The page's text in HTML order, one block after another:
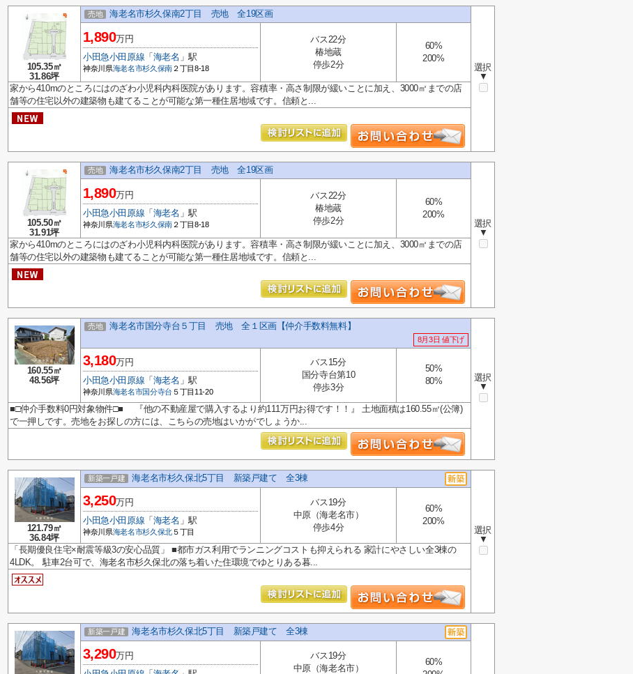
105.35㎡
31.86坪
売地 海老名市杉久保南2丁目 売地 全19区画
選択
▼
1,890万円
小田急小田原線 「 海老名 」駅
神奈川県海老名市杉久保南２丁目8-18
バス22分
椿地蔵
停歩2分
60%
200%
家から410mのところにはのざわ小児科内科医院があります。容積率・高さ制限が緩いことに加え、3000㎡までの店
舗等の住宅以外の建築物も建てることが可能な第一種住居地域です。信頼と...
105.50㎡
31.91坪
売地 海老名市杉久保南2丁目 売地 全19区画
選択
▼
1,890万円
小田急小田原線 「 海老名 」駅
神奈川県海老名市杉久保南２丁目8-18
バス22分
椿地蔵
停歩2分
60%
200%
家から410mのところにはのざわ小児科内科医院があります。容積率・高さ制限が緩いことに加え、3000㎡までの店
舗等の住宅以外の建築物も建てることが可能な第一種住居地域です。信頼と...
160.55㎡
48.56坪
売地 海老名市国分寺台５丁目 売地 全１区画【仲介手数料無料】
8月3日 値下げ
選択
▼
3,180万円
小田急小田原線 「 海老名 」駅
神奈川県海老名市国分寺台 ５丁目11-20
バス15分
国分寺台第10
停歩3分
50%
80%
■□仲介手数料0円対象物件□■ 『他の不動産屋で購入するより約111万円お得です！！』 土地面積は160.55㎡(公簿)
で一押しです。売地をお探しの方には、こちらの売地はいかがでしょうか...
121.79㎡
36.84坪
新築一戸建 海老名市杉久保北5丁目 新築戸建て 全3棟
選択
▼
3,250万円
小田急小田原線 「 海老名 」駅
神奈川県海老名市杉久保北５丁目
バス19分
中原（海老名市）
停歩4分
60%
200%
「長期優良住宅×耐震等級3の安心品質」 ■都市ガス利用でランニングコストも抑えられる 家計にやさしい全3棟の
4LDK。 駐車2台可で、海老名市杉久保北の落ち着いた住環境でゆとりある暮...
新築一戸建 海老名市杉久保北5丁目 新築戸建て 全3棟
3,290万円
バス19分
中原（海老名市）
60%